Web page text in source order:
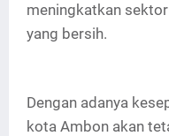
meningkatkan
yang bersih.
Dengan adanya
kota Ambon akan